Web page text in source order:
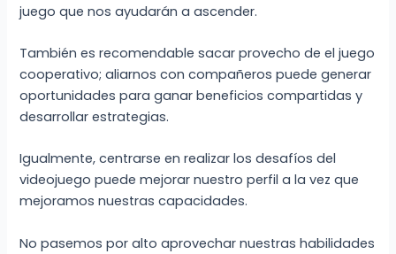
juego que nos ayudarán a ascender.
También es recomendable sacar provecho de el juego
cooperativo; aliarnos con compañeros puede generar
oportunidades para ganar beneficios compartidas y
desarrollar estrategias.
Igualmente, centrarse en realizar los desafíos del
videojuego puede mejorar nuestro perfil a la vez que
mejoramos nuestras capacidades.
No pasemos por alto aprovechar nuestras habilidades